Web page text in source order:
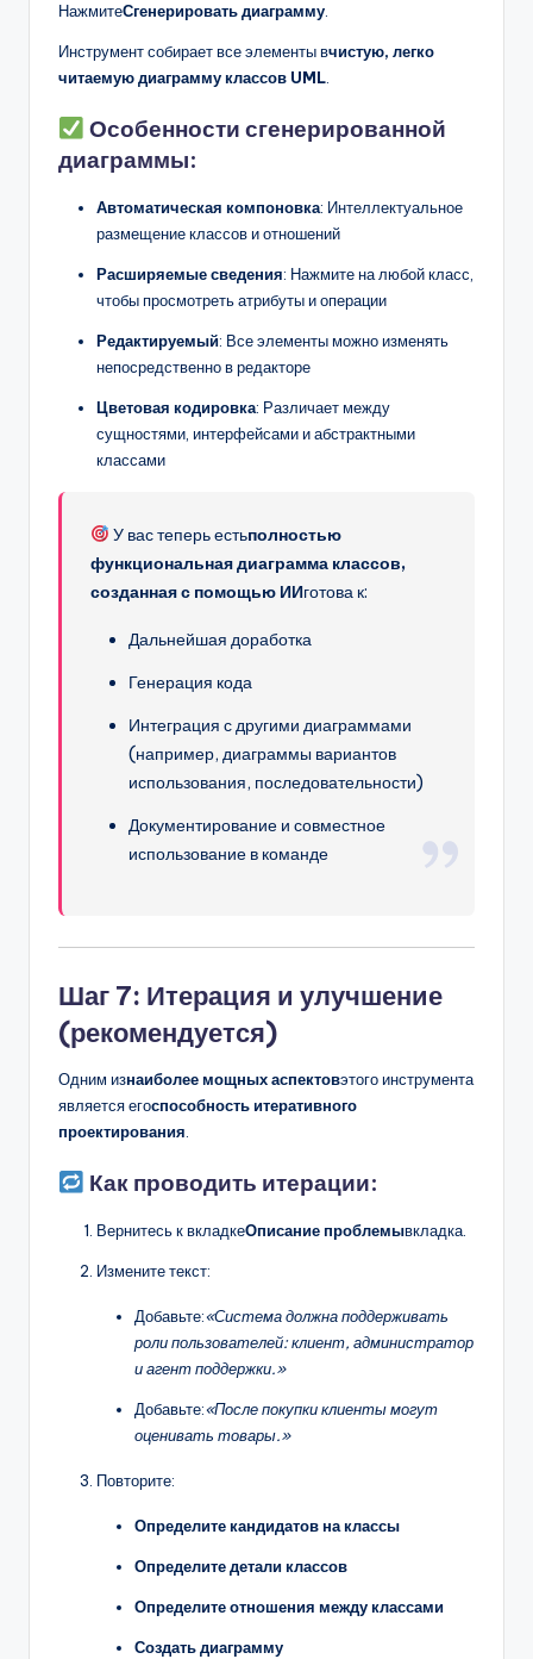
НажмитеСгенерировать диаграмму
Инструмент собирает все элементы вчистую, легко
читаемую диаграмму классов UML
Особенности сгенерированной
диаграммы:
Автоматическая компоновка: Интеллектуальное
размещение классов и отношений
Расширяемые сведения: Нажмите на любой класс,
чтобы просмотреть атрибуты и операции
Редактируемый: Все элементы можно изменять
непосредственно в редакторе
Цветовая кодировка: Различает между
сущностями, интерфейсами и абстрактными
классами
У вас теперь естьполностью
функциональная диаграмма классов,
созданная с помощью ИИготова к:
Дальнейшая доработка
Генерация кода
Интеграция с другими диаграммами
(например, диаграммы вариантов
использования, последовательности)
Документирование и совместное
использование в команде
Шаг 7: Итерация и улучшение
(рекомендуется)
Одним изнаиболее мощных аспектовэтого инструмента
является егоспособность итеративного
проектирования
Как проводить итерации:
Вернитесь к вкладкеОписание проблемывкладка.
Измените текст:
Добавьте:«Система должна поддерживать
роли пользователей: клиент, администратор
и агент поддержки.»
Добавьте:«После покупки клиенты могут
оценивать товары.»
Повторите:
Определите кандидатов на классы
Определите детали классов
Определите отношения между классами
Создать диаграмму